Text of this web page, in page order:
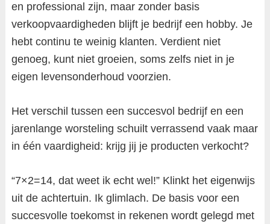
en professional zijn, maar zonder basis
verkoopvaardigheden blijft je bedrijf een hobby. Je
hebt continu te weinig klanten. Verdient niet
genoeg, kunt niet groeien, soms zelfs niet in je
eigen levensonderhoud voorzien.
Het verschil tussen een succesvol bedrijf en een
jarenlange worsteling schuilt verrassend vaak maar
in één vaardigheid: krijg jij je producten verkocht?
“7×2=14, dat weet ik echt wel!” Klinkt het eigenwijs
uit de achtertuin. Ik glimlach. De basis voor een
succesvolle toekomst in rekenen wordt gelegd met